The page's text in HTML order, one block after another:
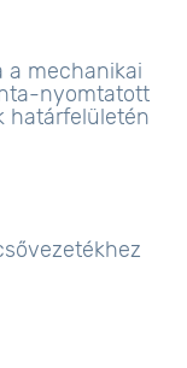
a mechanikai
nyomtatott
határfelületén